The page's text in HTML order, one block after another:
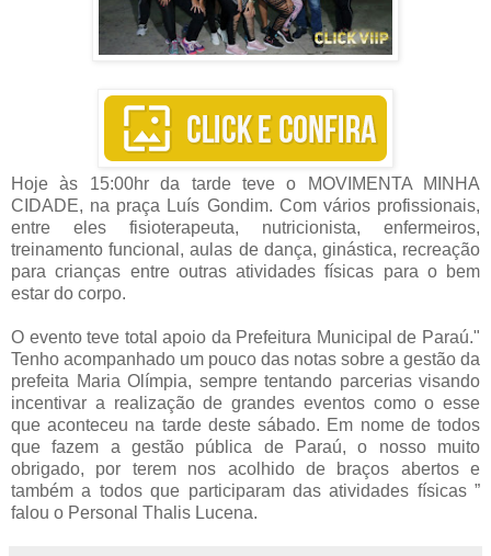
Hoje às 15:00hr da tarde teve o MOVIMENTA MINHA
CIDADE, na praça Luís Gondim. Com vários profissionais,
entre eles fisioterapeuta, nutricionista, enfermeiros,
treinamento funcional, aulas de dança, ginástica, recreação
para crianças entre outras atividades físicas para o bem
estar do corpo.
O evento teve total apoio da Prefeitura Municipal de Paraú."
Tenho acompanhado um pouco das notas sobre a gestão da
prefeita Maria Olímpia, sempre tentando parcerias visando
incentivar a realização de grandes eventos como o esse
que aconteceu na tarde deste sábado. Em nome de todos
que fazem a gestão pública de Paraú, o nosso muito
obrigado, por terem nos acolhido de braços abertos e
também a todos que participaram das atividades físicas ”
falou o Personal Thalis Lucena.